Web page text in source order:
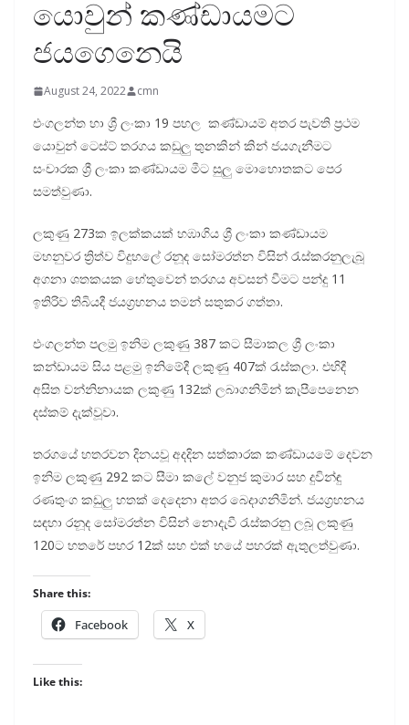
යොවුන් කණ්ඩායමට
ජයගෙනෙයි
August 24, 2022 cmn
එංගලන්ත හා ශ්‍රී ලංකා 19 පහල කණ්ඩායම් අතර පැවති ප්‍රථම
යොවුන් ටෙස්ට් තරගය කඩුලු තුනකින් කින් ජයගැනීමට
සංචාරක ශ්‍රී ලංකා කණ්ඩායම මීට සුලු මොහොතකට පෙර
සමත්වුණා.
ලකුණු 273ක ඉලක්කයක් හඹාගිය ශ්‍රී ලංකා කණ්ඩායම
මහනුවර ත්‍රිත්ව විදුහලේ රනූද සෝමරත්න විසින් රැස්කරනුලැබූ
අගනා ශතකයක හේතුවෙන් තරගය අවසන් වීමට පන්දු 11
ඉතිරිව තිබියදී ජයග්‍රහනය තමන් සතුකර ගත්තා.
එංගලන්ත පලමු ඉනිම ලකුණු 387 කට සීමාකල ශ්‍රී ලංකා
කන්ඩායම සිය පළමු ඉනිමේදී ලකුණු 407ක් රැස්කලා. එහිදී
අසිත වන්නිනායක ලකුණු 132ක් ලබාගනිමින් කැපීපෙනෙන
දස්කම් දැක්වූවා.
තරගයේ හතරවන දිනයවූ අදදින සත්කාරක කණ්ඩායමේ දෙවන
ඉනිම ලකුණු 292 කට සීමා කලේ වනුජ කුමාර සහ දුවින්ඳු
රණතුංග කඩුලු හතක් දෙදෙනා අතර බෙදාගනිමින්. ජයග්‍රහනය
සඳහා රනූද සෝමරත්න විසින් නොදැවී රැස්කරනු ලබූ ලකුණු
120ට හතරේ පහර 12ක් සහ එක් හයේ පහරක් ඇතුලත්වුණා.
Share this:
Facebook X
Like this: